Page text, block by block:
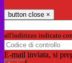
button close ×
all'indirizzo indicato
E-mail inviata, si